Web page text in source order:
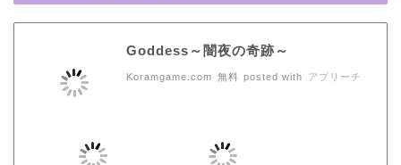
Goddess～闇夜の奇跡～
Koramgame.com 無料 posted with アプリーチ